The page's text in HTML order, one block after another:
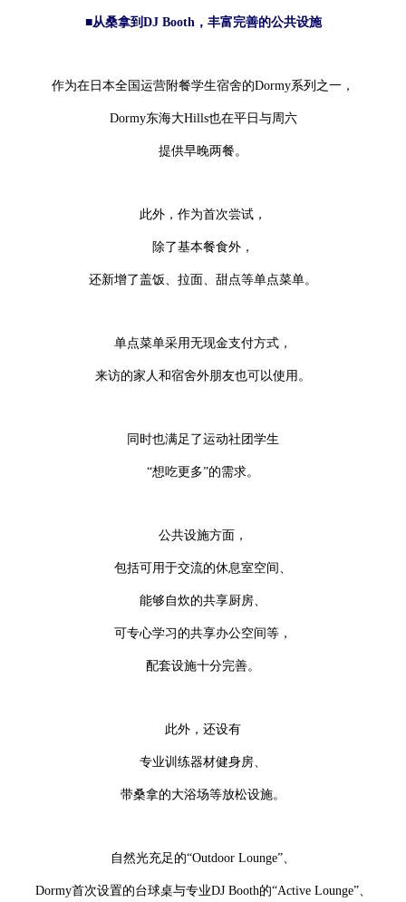
■从桑拿到DJ Booth，丰富完善的公共设施
作为在日本全国运营附餐学生宿舍的Dormy系列之一，
Dormy东海大Hills也在平日与周六
提供早晚两餐。
此外，作为首次尝试，
除了基本餐食外，
还新增了盖饭、拉面、甜点等单点菜单。
单点菜单采用无现金支付方式，
来访的家人和宿舍外朋友也可以使用。
同时也满足了运动社团学生
“想吃更多”的需求。
公共设施方面，
包括可用于交流的休息室空间、
能够自炊的共享厨房、
可专心学习的共享办公空间等，
配套设施十分完善。
此外，还设有
专业训练器材健身房、
带桑拿的大浴场等放松设施。
自然光充足的“Outdoor Lounge”、
Dormy首次设置的台球桌与专业DJ Booth的“Active Lounge”、